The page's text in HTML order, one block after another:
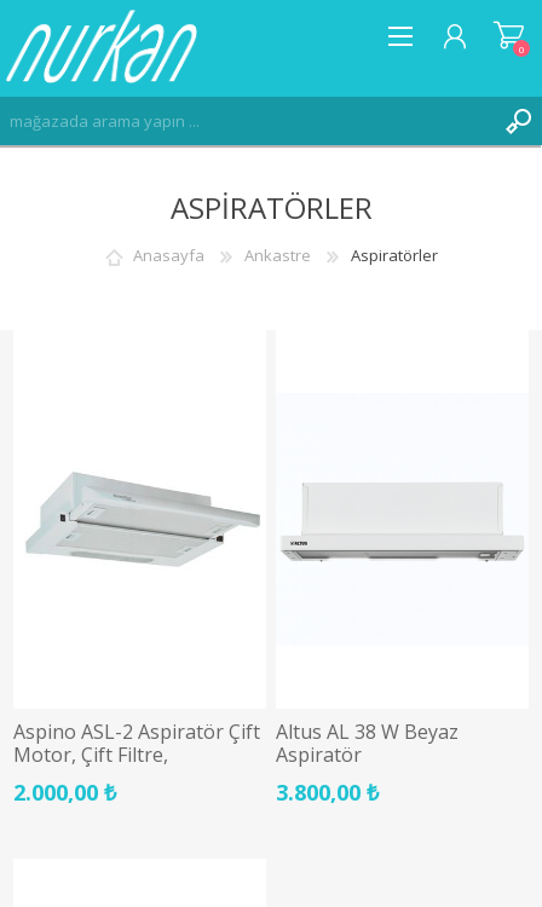
0
ASPIRATÖRLER
Anasayfa Ankastre Aspiratörler
Aspino ASL-2 Aspiratör Çift
Motor, Çift Filtre,
2.000,00 ₺
Altus AL 38 W Beyaz
Aspiratör
3.800,00 ₺